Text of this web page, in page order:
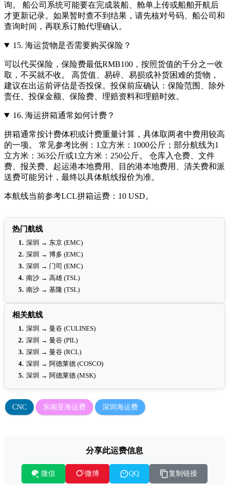
询。 船公司系统可能要在完成装船、舱单上传或船舶开航后
才更新记录。如果暂时查不到结果，请先核对号码、船公司和
查询时间，再联系订舱代理确认。
15. 海运货物是否需要购买保险？
可以代买保险，保险费最低RMB100，按照货值的千分之一收
取，不买就不收。 高货值、易碎、易损或补货困难的货物，
建议在出运前评估是否投保。投保前应确认：保险范围、除外
责任、投保金额、保险费、理赔资料和理赔时效。
16. 海运拼箱通常如何计费？
拼箱通常按计费体积或计费重量计算，具体取两者中费用较高
的一项。 常见参考比例：1立方米：1000公斤；部分航线为1
立方米：363公斤或1立方米：250公斤。 仓库入仓费、文件
费、报关费、起运港本地费用、目的港本地费用、清关费和派
送费可能另计，最终以具体航线报价为准。
本航线当前参考LCL拼箱运费：10 USD。
热门航线
1. 深圳 → 东京 (EMC)
2. 深圳 → 博多 (EMC)
3. 深圳 → 门司 (EMC)
4. 南沙 → 高雄 (TSL)
5. 南沙 → 基隆 (TSL)
相关航线
1. 深圳 → 曼谷 (CULINES)
2. 深圳 → 曼谷 (PIL)
3. 深圳 → 曼谷 (RCL)
4. 深圳 → 阿德莱德 (COSCO)
5. 深圳 → 阿德莱德 (MSK)
CNC 东南亚海运费 深圳海运费
分享此运费信息
微信 微博 QQ 复制链接